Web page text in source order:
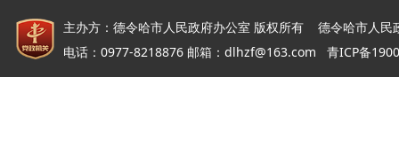
主办方：德令哈市人民政府办公室 版权所有 德令哈市人
电话：0977-8218876 邮箱：dlhzf@163.com 青ICP备